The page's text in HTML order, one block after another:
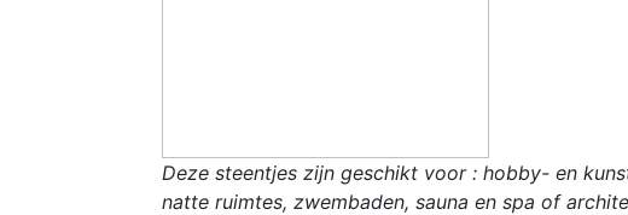
Deze steentjes zijn geschikt voor : hobby- en
natte ruimtes, zwembaden, sauna en spa of